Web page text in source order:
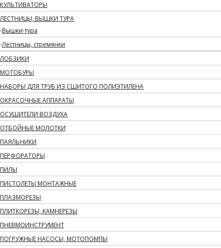
КУЛЬТИВАТОРЫ
ЛЕСТНИЦЫ, ВЫШКИ ТУРА
Вышки-тура
Лестницы, стремянки
ЛОБЗИКИ
МОТОБУРЫ
НАБОРЫ ДЛЯ ТРУБ ИЗ СШИТОГО ПОЛИЭТИЛЕНА
ОКРАСОЧНЫЕ АППАРАТЫ
ОСУШИТЕЛИ ВОЗДУХА
ОТБОЙНЫЕ МОЛОТКИ
ПАЯЛЬНИКИ
ПЕРФОРАТОРЫ
ПИЛЫ
ПИСТОЛЕТЫ МОНТАЖНЫЕ
ПЛАЗМОРЕЗЫ
ПЛИТКОРЕЗЫ, КАМНЕРЕЗЫ
ПНЕВМОИНСТРУМЕНТ
ПОГРУЖНЫЕ НАСОСЫ, МОТОПОМПЫ